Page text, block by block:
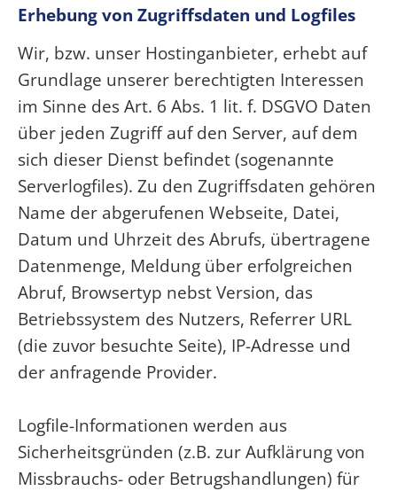
Erhebung von Zugriffsdaten und Logfiles
Wir, bzw. unser Hostinganbieter, erhebt auf
Grundlage unserer berechtigten Interessen
im Sinne des Art. 6 Abs. 1 lit. f. DSGVO Daten
über jeden Zugriff auf den Server, auf dem
sich dieser Dienst befindet (sogenannte
Serverlogfiles). Zu den Zugriffsdaten gehören
Name der abgerufenen Webseite, Datei,
Datum und Uhrzeit des Abrufs, übertragene
Datenmenge, Meldung über erfolgreichen
Abruf, Browsertyp nebst Version, das
Betriebssystem des Nutzers, Referrer URL
(die zuvor besuchte Seite), IP-Adresse und
der anfragende Provider.
Logfile-Informationen werden aus
Sicherheitsgründen (z.B. zur Aufklärung von
Missbrauchs- oder Betrugshandlungen) für